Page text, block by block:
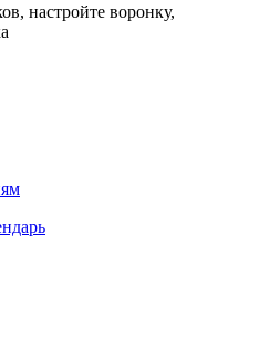
настройте воронку,